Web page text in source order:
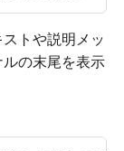
トや説明メッ
ルの末尾を表示